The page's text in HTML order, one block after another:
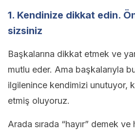
1. Kendinize dikkat edin.
sizsiniz
Başkalarına dikkat etmek ve
mutlu eder. Ama başkalarıyla
ilgilenince kendimizi unutuyor,
etmiş oluyoruz.
Arada sırada “hayır” demek